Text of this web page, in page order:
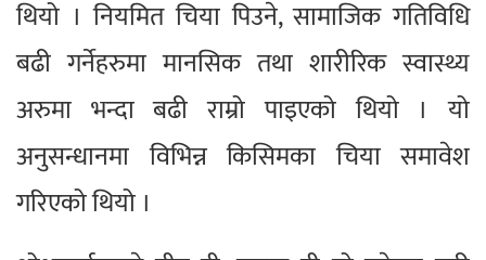
थियो । नियमित चिया पिउने, सामाजिक गतिविधि
बढी गर्नेहरुमा मानसिक तथा शारीरिक स्वास्थ्य
अरुमा भन्दा बढी राम्रो पाइएको थियो । यो
अनुसन्धानमा विभिन्न किसिमका चिया समावेश
गरिएको थियो ।